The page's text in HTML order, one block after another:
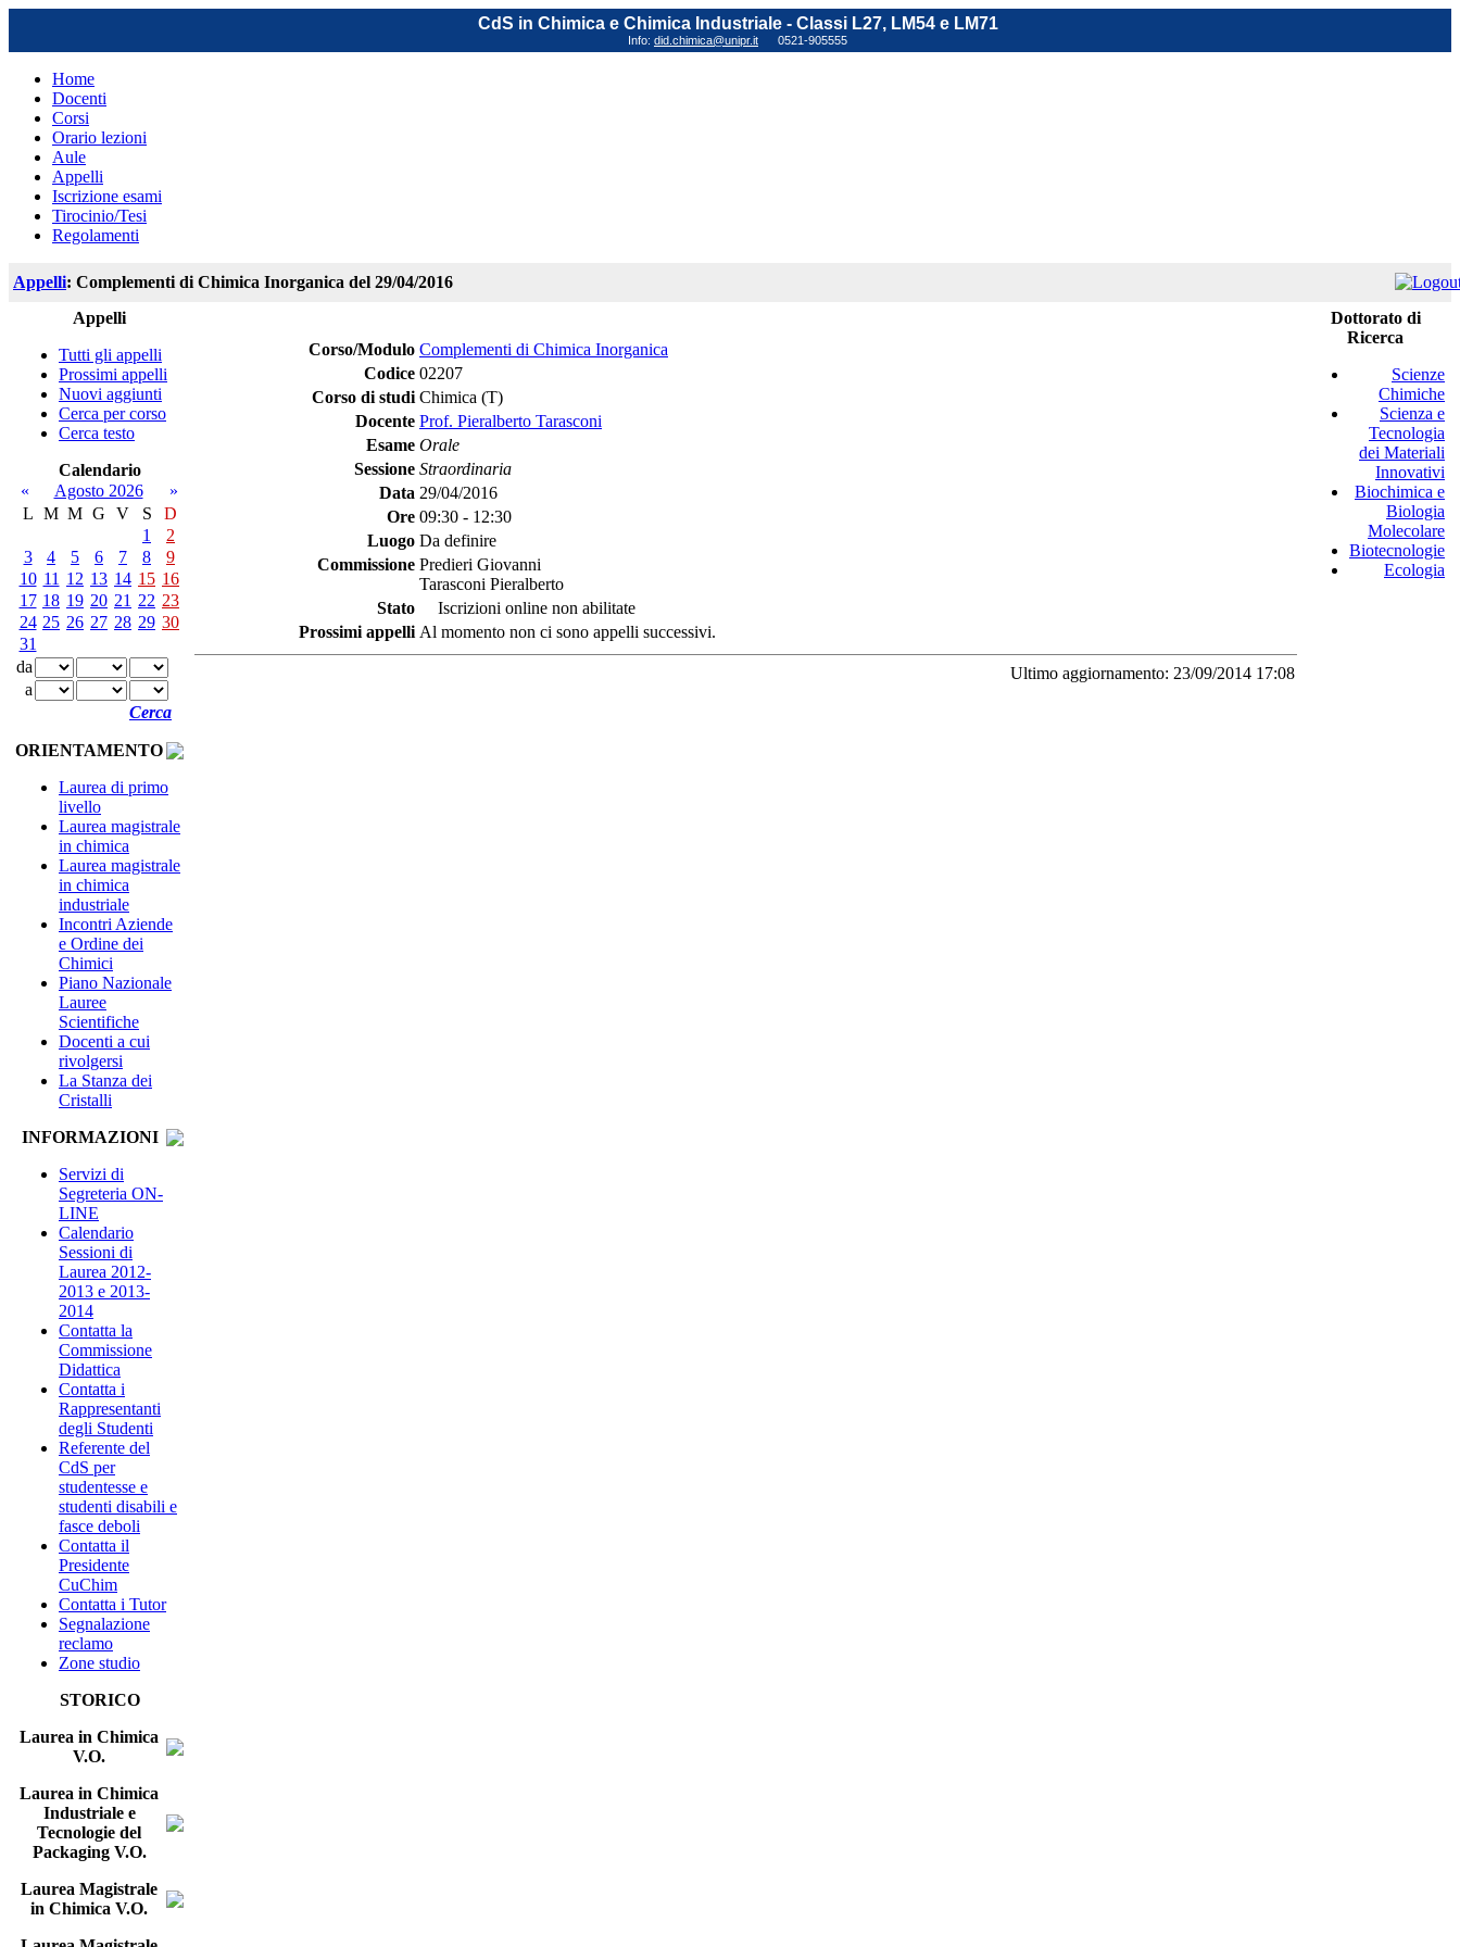
CdS in Chimica e Chimica Industriale - Classi L27, LM54 e LM71
Info: did.chimica@unipr.it 0521-905555
Home
Docenti
Corsi
Orario lezioni
Aule
Appelli
Iscrizione esami
Tirocinio/Tesi
Regolamenti
Appelli: Complementi di Chimica Inorganica del 29/04/2016
Appelli
Tutti gli appelli
Prossimi appelli
Nuovi aggiunti
Cerca per corso
Cerca testo
Calendario
«
Agosto 2026
»
L M M G V S
D
1
2
3
4 5 6 7 8
9
10 11 12 13 14 15 16
17 18 19 20 21 22 23
24 25 26 27 28 29 30
31
da
a
Cerca
ORIENTAMENTO
Laurea di primo
livello
Laurea magistrale
in chimica
Laurea magistrale
in chimica
industriale
Incontri Aziende
e Ordine dei
Chimici
Piano Nazionale
Lauree
Scientifiche
Docenti a cui
rivolgersi
La Stanza dei
Cristalli
INFORMAZIONI
Servizi di
Segreteria ON-
LINE
Calendario
Sessioni di
Laurea 2012-
2013 e 2013-
2014
Contatta la
Commissione
Didattica
Contatta i
Rappresentanti
degli Studenti
Referente del
CdS per
studentesse e
studenti disabili e
fasce deboli
Contatta il
Presidente
CuChim
Contatta i Tutor
Segnalazione
reclamo
Zone studio
STORICO
Laurea in Chimica
V.O.
Laurea in Chimica
Industriale e
Tecnologie del
Packaging V.O.
Laurea Magistrale
in Chimica V.O.
Corso/Modulo Complementi di Chimica Inorganica
Codice 02207
Corso di studi Chimica (T)
Docente Prof. Pieralberto Tarasconi
Esame Orale
Sessione Straordinaria
Data 29/04/2016
Ore 09:30 - 12:30
Luogo Da definire
Commissione Predieri Giovanni
Tarasconi Pieralberto
Stato
Iscrizioni online non abilitate
Prossimi appelli Al momento non ci sono appelli successivi.
Ultimo aggiornamento: 23/09/2014 17:08
Dottorato di
Ricerca
Scienze
Chimiche
Scienza e
Tecnologia
dei Materiali
Innovativi
Biochimica e
Biologia
Molecolare
Biotecnologie
Ecologia